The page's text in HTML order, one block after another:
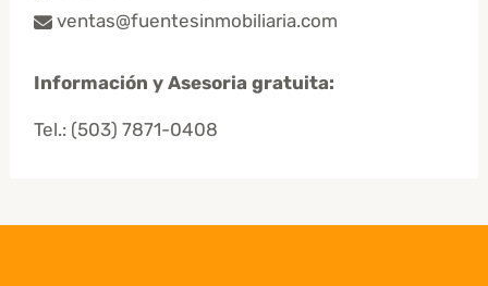
ventas@fuentesinmobiliaria.com
Información y Asesoria gratuita:
Tel.: (503) 7871-0408